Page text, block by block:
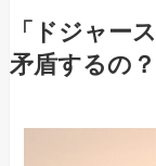
「ドジャー
矛盾するの？